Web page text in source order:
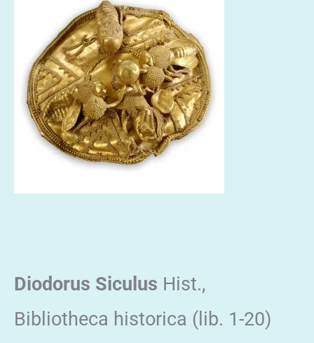
Diodorus Siculus Hist.,
Bibliotheca historica (lib. 1-20)